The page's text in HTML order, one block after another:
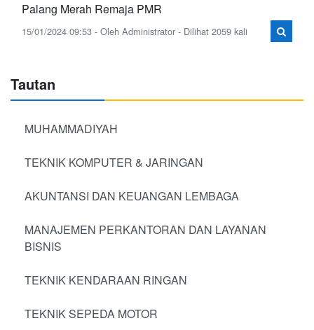
Palang Merah Remaja PMR
15/01/2024 09:53 - Oleh Administrator - Dilihat 2059 kali
Tautan
MUHAMMADIYAH
TEKNIK KOMPUTER & JARINGAN
AKUNTANSI DAN KEUANGAN LEMBAGA
MANAJEMEN PERKANTORAN DAN LAYANAN
BISNIS
TEKNIK KENDARAAN RINGAN
TEKNIK SEPEDA MOTOR